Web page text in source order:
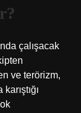
çalışacak
ve terörizm,